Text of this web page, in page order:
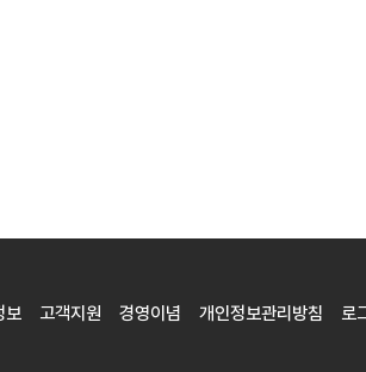
보 고객지원 경영이념 개인정보관리방침 로